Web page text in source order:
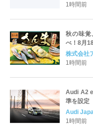
1時間前
秋の味覚
べ！8月
店で販売
株式会社
1時間前
Audi A2
準を設定
Audi
1時間前